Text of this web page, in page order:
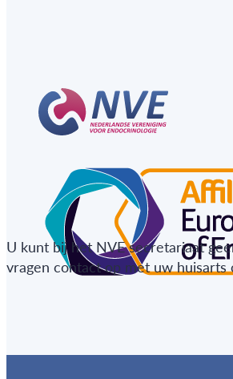
U kunt bij het NVE secretariaat
vragen contact op met uw huisarts